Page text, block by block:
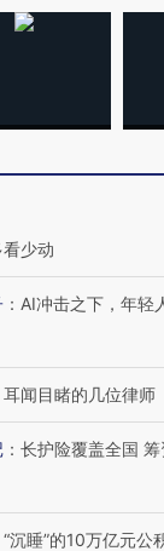
看少动
： AI冲击之下，年轻
耳闻目睹的几位律师
： 长护险覆盖全国
“沉睡”的10万亿元公